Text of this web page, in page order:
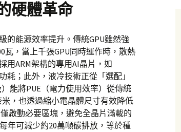
硬體革命
的能源效率提升。傳統GPU雖然強
瓦，當上千張GPU同時運作時，散熱
用ARM架構的專用AI晶片，如
耗；此外，液冷技術正從「選配」
能將PUE（電力使用效率）從傳統
，也透過縮小電晶體尺寸有效降低
啟動必要區塊，避免全晶片滿載的
年可減少約20萬噸碳排放，等於種